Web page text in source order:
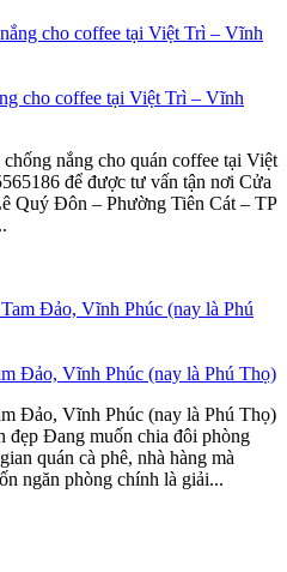
cho coffee tại Việt Trì – Vĩnh
nắng cho quán coffee tại Việt
để được tư vấn tận nơi Cửa
Quý Đôn – Phường Tiên Cát – TP
Đảo, Vĩnh Phúc (nay là Phú Thọ)
Đảo, Vĩnh Phúc (nay là Phú Thọ)
đẹp Đang muốn chia đôi phòng
quán cà phê, nhà hàng mà
ngăn phòng chính là giải...